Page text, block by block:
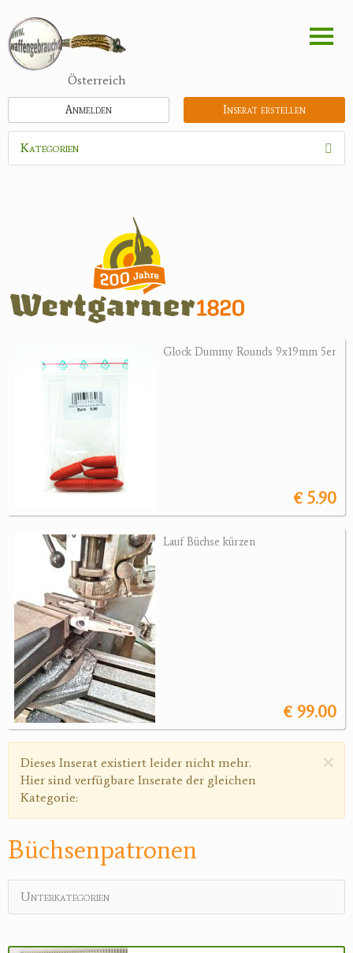
zum
Inhalt
Österreich
Inserat erstellen
Anmelden
Kategorien
Schrotmunition
Büchsenpatronen
Faustfeuerwaffen
Randfeuerwaffen
Sonstige Munition
Jagdangebote
Bücher, Videos
Antikes
Geschenke
Reviereinrichtungen
Glock Dummy Rounds 9x19mm 5er
€ 5.90
Lauf Büchse kürzen
€ 99.00
×
Warnmeldung
Dieses Inserat existiert leider nicht mehr.
Hier sind verfügbare Inserate der gleichen
Kategorie:
Büchsenpatronen
Unterkategorien